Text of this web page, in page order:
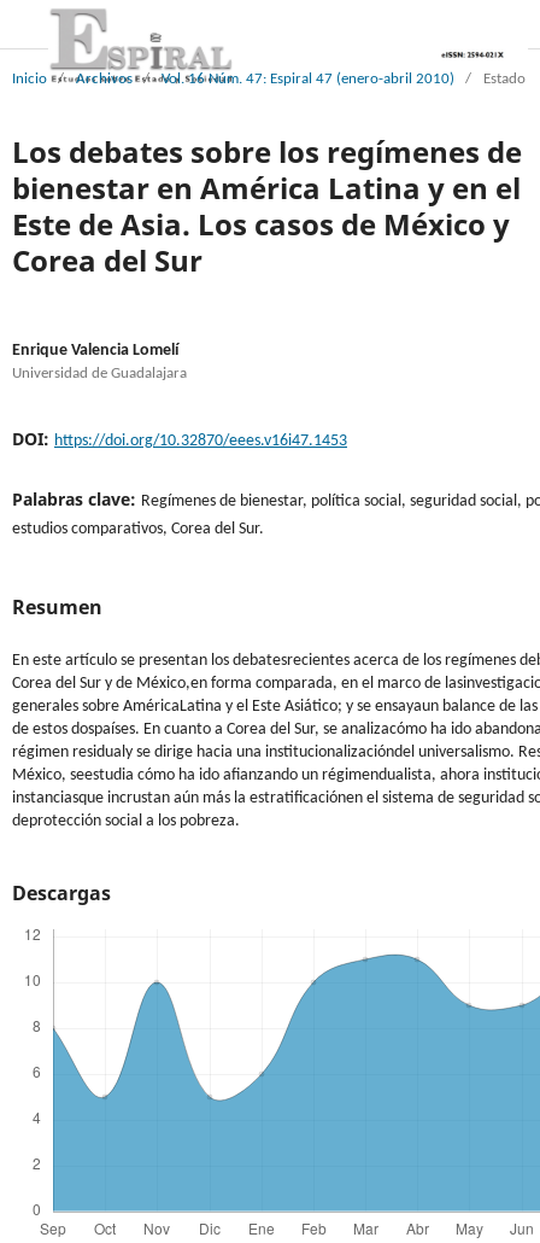
Inicio / Archivos / Vol. 16 Núm. 47: Espiral 47 (enero-abril 2010) / Estado
Los debates sobre los regímenes de
bienestar en América Latina y en el
Este de Asia. Los casos de México y
Corea del Sur
Enrique Valencia Lomelí
Universidad de Guadalajara
DOI: https://doi.org/10.32870/eees.v16i47.1453
Palabras clave: Regímenes de bienestar, política social, seguridad social,
estudios comparativos, Corea del Sur.
Resumen
En este artículo se presentan los debatesrecientes acerca de los regímenes
Corea del Sur y de México,en forma comparada, en el marco de
generales sobre AméricaLatina y el Este Asiático; y se ensayaun balance de
de estos dospaíses. En cuanto a Corea del Sur, se analizacómo ha ido
régimen residualy se dirige hacia una institucionalizacióndel universalismo.
México, seestudia cómo ha ido afianzando un régimendualista, ahora
instanciasque incrustan aún más la estratificaciónen el sistema de seguridad
deprotección social a los pobreza.
Descargas